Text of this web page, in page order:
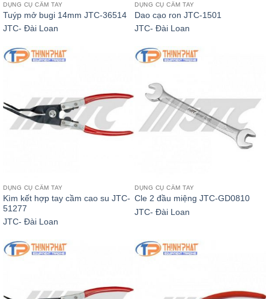
DỤNG CỤ CẦM TAY
Tuýp mở bugi 14mm JTC-36514
JTC- Đài Loan
DỤNG CỤ CẦM TAY
Dao cạo ron JTC-1501
JTC- Đài Loan
DỤNG CỤ CẦM TAY
Kìm kết hợp tay cầm cao su JTC-
51277
JTC- Đài Loan
DỤNG CỤ CẦM TAY
Cle 2 đầu miệng JTC-GD0810
JTC- Đài Loan